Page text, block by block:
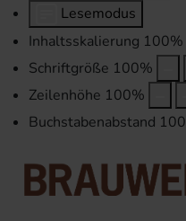
Lesemodus
Inhaltsskalierung 100%
Schriftgröße 100%
Zeilenhöhe 100%
Buchstabenabstand 100